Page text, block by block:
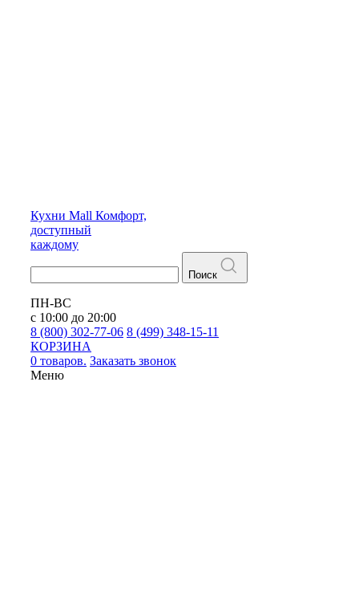
Кухни Mall Комфорт,
доступный
каждому
Поиск
ПН-ВС
с 10:00 до 20:00
8 (800) 302-77-06 8 (499) 348-15-11
КОРЗИНА
0 товаров. Заказать звонок
Меню